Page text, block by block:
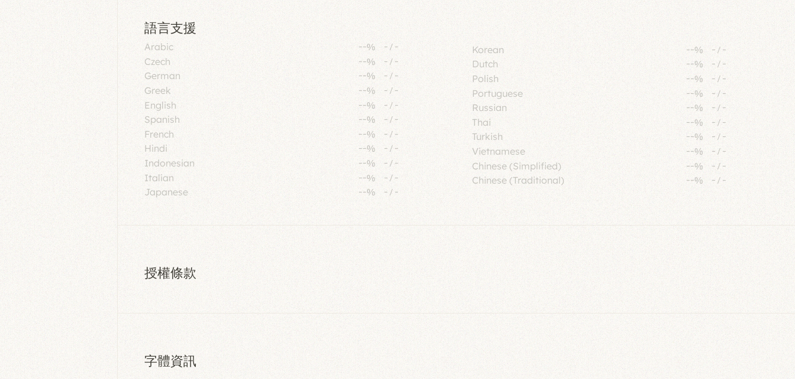
語言支援
Arabic --% - / -
Czech
--% - / -
German
--% - / -
Greek
--% - /-
English
--% - / -
Spanish
--% -/ -
French
--% -/ -
Hindi
--% - / -
Indonesian
--% - / -
Italian
--% - / -
Japanese
--% - / -
Korean --% - / -
Dutch
--% - / -
Polish
--% - / -
Portuguese
--% - / -
Russian
--% -/ -
Thai
--% - / -
Turkish
--% - / -
Vietnamese
--% - / -
Chinese (Simplified)
--% - / -
Chinese (Traditional)
--% - / -
授權條款
字體資訊